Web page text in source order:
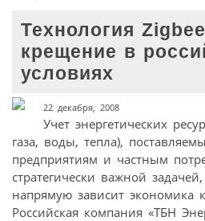
Технология
крещение в
условиях
22 декабря, 2008
Учет энергетических
газа, воды, тепла),
предприятиям и частным
стратегически важной
напрямую зависит экономика
Российская компания «ТБН